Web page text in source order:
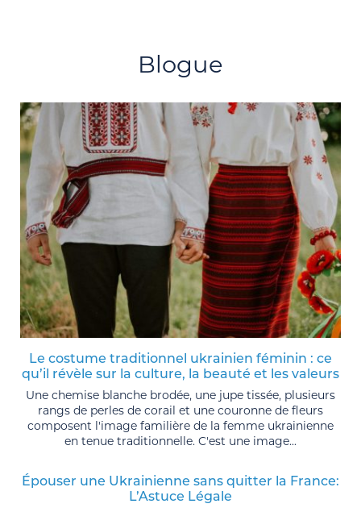
Blogue
Le costume traditionnel ukrainien féminin : ce
qu’il révèle sur la culture, la beauté et les valeurs
Une chemise blanche brodée, une jupe tissée, plusieurs
rangs de perles de corail et une couronne de fleurs
composent l'image familière de la femme ukrainienne
en tenue traditionnelle. C'est une image...
Épouser une Ukrainienne sans quitter la France:
L’Astuce Légale